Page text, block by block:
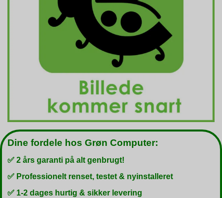
Dine fordele hos Grøn Computer:
✅ 2 års garanti på alt genbrugt!
✅ Professionelt renset, testet & nyinstalleret
✅ 1-2 dages hurtig & sikker levering